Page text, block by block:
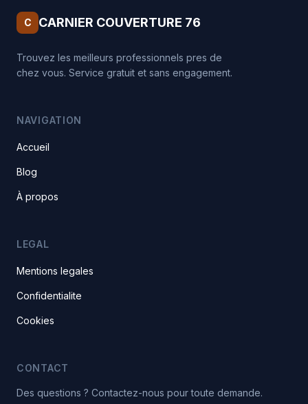
C CARNIER COUVERTURE 76
Trouvez les meilleurs professionnels pres de
chez vous. Service gratuit et sans engagement.
NAVIGATION
Accueil
Blog
À propos
LEGAL
Mentions legales
Confidentialite
Cookies
CONTACT
Des questions ? Contactez-nous pour toute demande.